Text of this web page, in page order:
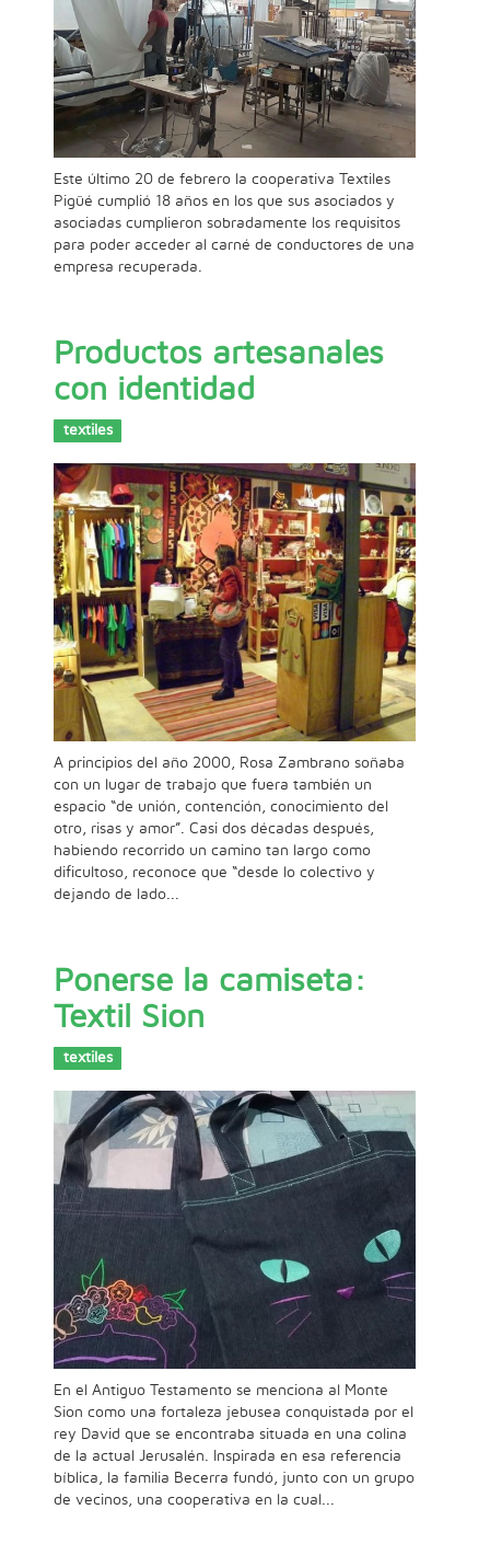
Este último 20 de febrero la cooperativa Textiles
Pigüé cumplió 18 años en los que sus asociados y
asociadas cumplieron sobradamente los requisitos
para poder acceder al carné de conductores de una
empresa recuperada.
Productos artesanales
con identidad
textiles
A principios del año 2000, Rosa Zambrano soñaba
con un lugar de trabajo que fuera también un
espacio “de unión, contención, conocimiento del
otro, risas y amor”. Casi dos décadas después,
habiendo recorrido un camino tan largo como
dificultoso, reconoce que “desde lo colectivo y
dejando de lado...
Ponerse la camiseta:
Textil Sion
textiles
En el Antiguo Testamento se menciona al Monte
Sion como una fortaleza jebusea conquistada por el
rey David que se encontraba situada en una colina
de la actual Jerusalén. Inspirada en esa referencia
bíblica, la familia Becerra fundó, junto con un grupo
de vecinos, una cooperativa en la cual...